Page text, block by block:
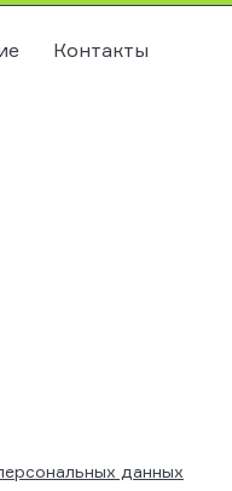
Контакты
данных